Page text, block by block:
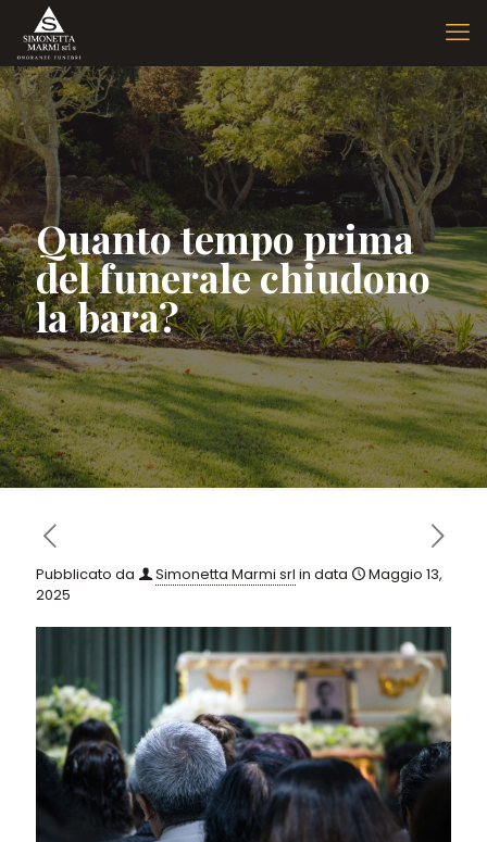
Quanto tempo prima
del funerale chiudono
la bara?
Pubblicato da Simonetta Marmi srl in data
Maggio 13,
2025